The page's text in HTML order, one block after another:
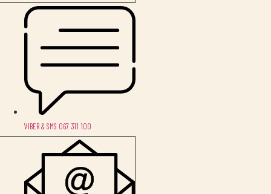
VIBER & SMS 067 311 100